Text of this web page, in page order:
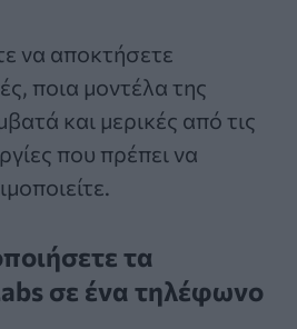
να αποκτήσετε
ποια μοντέλα της
και μερικές από τις
που πρέπει να
τα
σε ένα τηλέφωνο